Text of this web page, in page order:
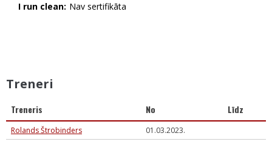
I run clean: Nav sertifikāta
Treneri
Treneris No Līdz
Rolands Štrobinders 01.03.2023.